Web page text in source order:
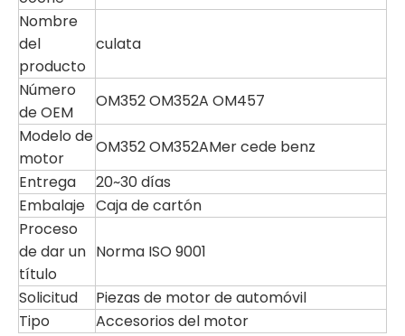
Nombre
del
producto
culata
Número
de OEM
OM352 OM352A OM457
Modelo de
motor
OM352 OM352AMer cede benz
Entrega
20~30 días
Embalaje Caja de cartón
Proceso
de dar un
título
Norma ISO 9001
Solicitud
Piezas de motor de automóvil
Tipo
Accesorios del motor